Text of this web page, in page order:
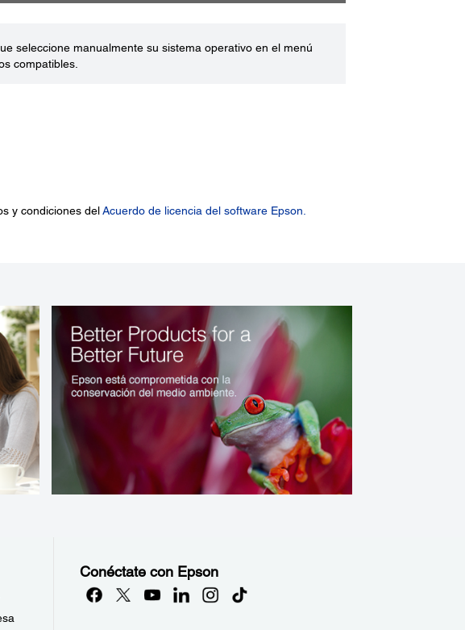
seleccione manualmente su sistema operativo en el menú
compatibles.
y condiciones delAcuerdo de licencia del software Epson.
Conéctate con Epson